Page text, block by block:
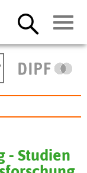
- Studien